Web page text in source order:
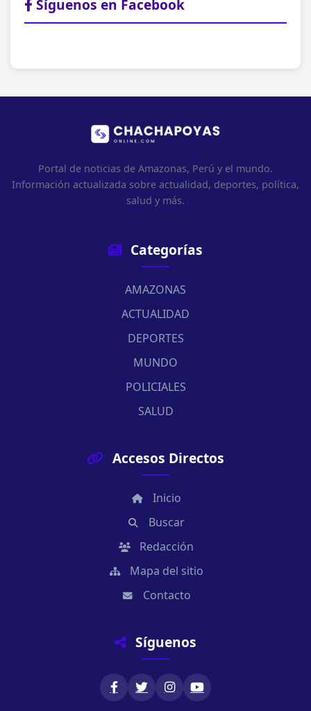
Síguenos en Facebook
Portal de noticias de Amazonas, Perú y el mundo.
Información actualizada sobre actualidad, deportes, política,
salud y más.
Categorías
AMAZONAS
ACTUALIDAD
DEPORTES
MUNDO
POLICIALES
SALUD
Accesos Directos
Inicio
Buscar
Redacción
Mapa del sitio
Contacto
Síguenos